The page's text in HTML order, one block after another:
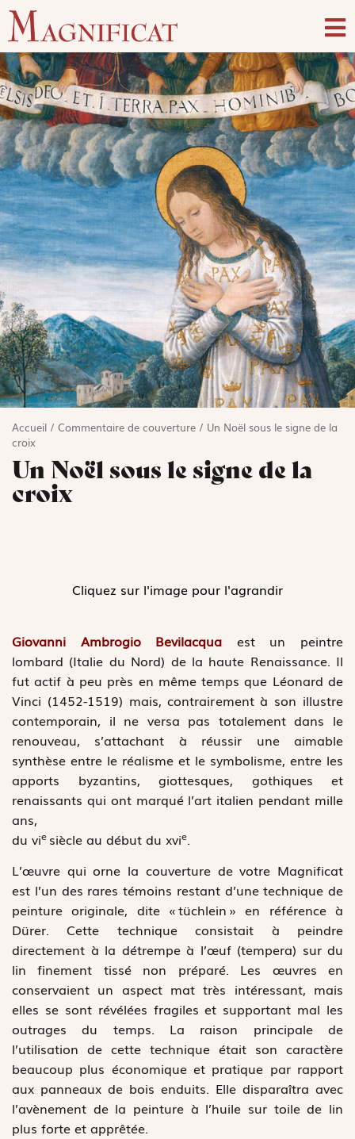
Accueil / Commentaire de couverture / Un Noël sous le signe de la
croix
Un Noël sous le signe de la
croix
Cliquez sur l'image pour l'agrandir
Giovanni Ambrogio Bevilacqua est un peintre
lombard (Italie du Nord) de la haute Renaissance. Il
fut actif à peu près en même temps que Léonard de
Vinci (1452-1519) mais, contrairement à son illustre
contemporain, il ne versa pas totalement dans le
renouveau, s’attachant à réussir une aimable
synthèse entre le réalisme et le symbolisme, entre les
apports byzantins, giottesques, gothiques et
renaissants qui ont marqué l’art italien pendant mille
ans,
du vie siècle au début du xvie.
L’œuvre qui orne la couverture de votre Magnificat
est l’un des rares témoins restant d’une technique de
peinture originale, dite « tüchlein » en référence à
Dürer. Cette technique consistait à peindre
directement à la détrempe à l’œuf (tempera) sur du
lin finement tissé non préparé. Les œuvres en
conservaient un aspect mat très intéressant, mais
elles se sont révélées fragiles et supportant mal les
outrages du temps. La raison principale de
l’utilisation de cette technique était son caractère
beaucoup plus économique et pratique par rapport
aux panneaux de bois enduits. Elle disparaîtra avec
l’avènement de la peinture à l’huile sur toile de lin
plus forte et apprêtée.